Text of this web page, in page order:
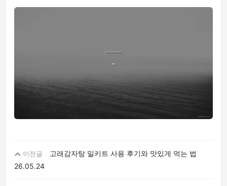
이전글
고래감자탕 밀키트 사용 후기와 맛있게 먹는 법
26.05.24